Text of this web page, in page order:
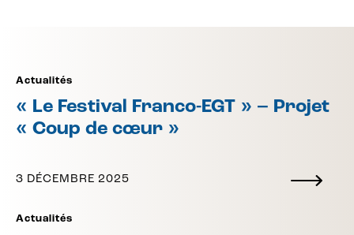
Actualités
« Le Festival Franco-EGT » – Projet
« Coup de cœur »
3 DÉCEMBRE 2025
Actualités